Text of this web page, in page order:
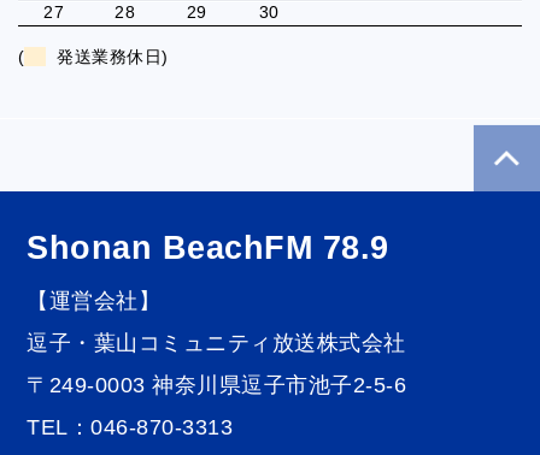
27
28 29 30
( 発送業務休日)
Shonan BeachFM 78.9
【運営会社】
逗子・葉山コミュニティ放送株式会社
〒249-0003 神奈川県逗子市池子2-5-6
TEL：046-870-3313